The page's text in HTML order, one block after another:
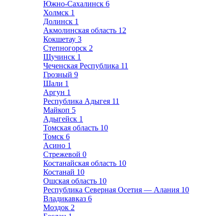
Южно-Сахалинск 6
Холмск 1
Долинск 1
Акмолинская область 12
Кокшетау 3
Степногорск 2
Щучинск 1
Чеченская Республика 11
Грозный 9
Шали 1
Аргун 1
Республика Адыгея 11
Майкоп 5
Адыгейск 1
Томская область 10
Томск 6
Асино 1
Стрежевой 0
Костанайская область 10
Костанай 10
Ошская область 10
Республика Северная Осетия — Алания 10
Владикавказ 6
Моздок 2